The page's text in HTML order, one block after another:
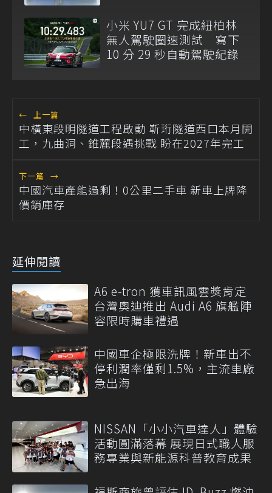
小米 YU7 GT 完成紐柏林
無人駕駛圈速測試 寫下
10 分 29 秒自動駕駛紀錄
← 上一篇
中橫東段明隧道工程啟動 靳珩隧道西口本月開
工，九曲洞、錐麓段遇挑戰 盼在2027年完工
下一篇 →
中國汽車產能過剩！0公里二手車 新車上牌降
價銷庫存
延伸閱讀
A6 e-tron 獲車訊風雲獎肯定
台灣奧迪推出 Audi A6 旗艦陣
容限時購車禮遇
中國車企極限洗牌！新車出不
停利潤率僅剩1.5%，主流車廠
急出海
NISSAN「小小汽車達人」體驗
活動圓滿落幕 展現日式職人服
務專業與新能源科普教育成果